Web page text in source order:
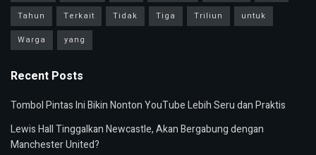
Tahun
Terkait Tidak Tiga Triliun
untuk
Warga
yang
Recent Posts
Tombol Pintas Ini Bikin Nonton YouTube Lebih Seru dan Praktis
Lewis Hall Tinggalkan Newcastle, Akan Bergabung dengan
Manchester United?